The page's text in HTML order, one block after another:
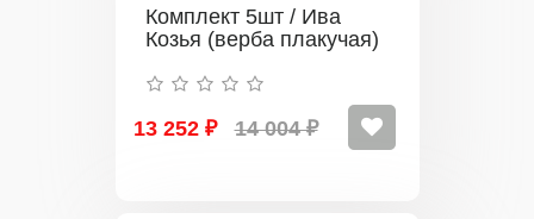
Комплект 5шт / Ива
Козья (верба плакучая)
13 252 ₽ 14 004 ₽